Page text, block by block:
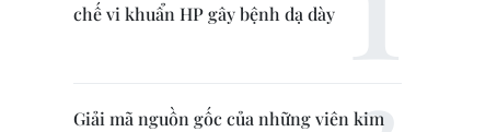
chế vi khuẩn HP gây bệnh dạ dày
Giải mã nguồn gốc của những viên kim